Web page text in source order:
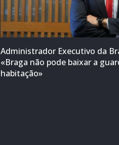
Administrador Executivo da
«Braga não pode baixar a
habitação»